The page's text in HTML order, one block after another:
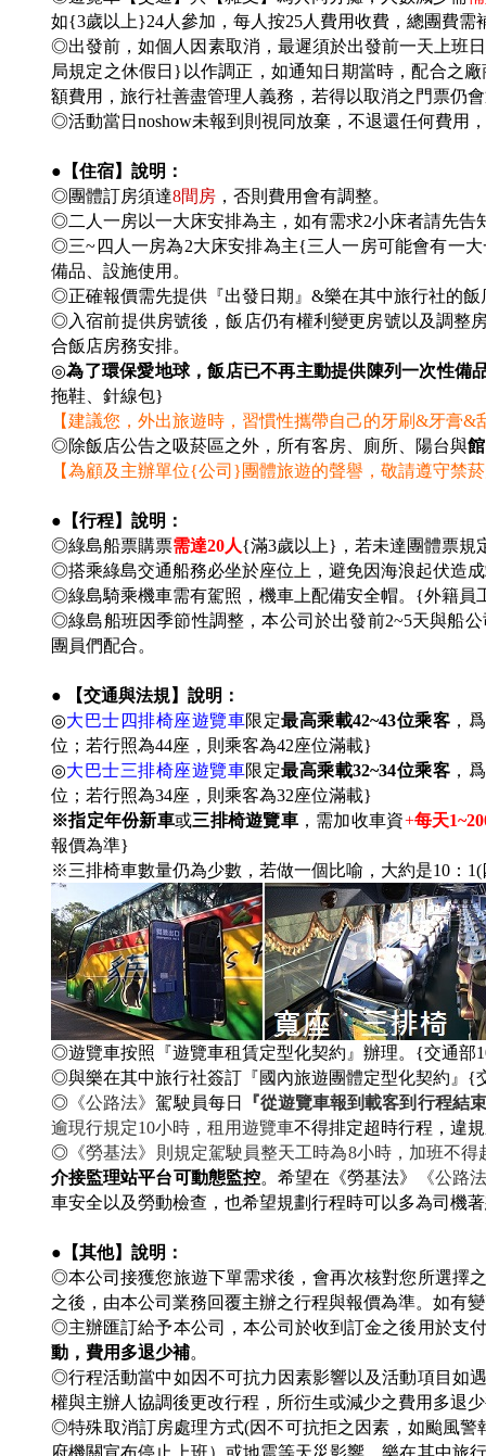
如{3歲以上}24人參加，每人按25人費用收費，總團費
◎出發前，如個人因素取消，最遲須於出發前一天上班
局規定之休假日}以作調正，如通知日期當時，配合之
額費用，旅行社善盡管理人義務，若得以取消之門票仍
◎活動當日noshow未報到則視同放棄，不退還任何費用
●【住宿】說明：
◎團體訂房須達8間房 ，否則費用會有調整。
◎二人一房以一大床安排為主，如有需求2小床者請先告
◎三~四人一房為2大床安排為主{三人一房可能會有一
備品、設施使用。
◎正確報價需先提供『出發日期』&樂在其中旅行社的
◎入宿前提供房號後，飯店仍有權利變更房號以及調整
合飯店房務安排。
◎為了環保愛地球，飯店已不再主動提供陳列一次性備
拖鞋、針線包}
【建議您，外出旅遊時，習慣性攜帶自己的牙刷&牙膏&
◎除飯店公告之吸菸區之外，所有客房、廁所、陽台與
【為顧及主辦單位{公司}團體旅遊的聲譽，敬請遵守禁
●【行程】說明：
◎綠島船票購票需達20人{滿3歲以上}，若未達團體票規
◎搭乘綠島交通船務必坐於座位上，避免因海浪起伏造
◎綠島騎乘機車需有駕照，機車上配備安全帽。{外籍員
◎綠島船班因季節性調整，本公司於出發前2~5天與船
團員們配合。
● 【交通與法規】說明：
◎大巴士四排椅座遊覽車限定最高乘載42~43位乘客 ，
位；若行照為44座，則乘客為42座位滿載}
◎大巴士三排椅座遊覽車限定最高乘載32~34位乘客 ，
位；若行照為34座，則乘客為32座位滿載}
※指定年份新車或三排椅遊覽車，需加收車資+每天
報價為準}
※三排椅車數量仍為少數，若做一個比喻，大約是10：
◎遊覽車按照『遊覽車租賃定型化契約』辦理。{交通部
◎與樂在其中旅行社簽訂『國內旅遊團體定型化契約』{
◎ 《公路法》駕駛員每日
『從遊覽車報到載客到行程結束
逾現行規定10小時，租用遊覽車不得排定超時行程，違
◎ 《勞基法》則規定駕駛員整天工時為8小時，加班不
介接監理站平台可動態監控。希望在《勞基法》
《公路
車安全以及勞動檢查，也希望規劃行程時可以多為司機
●【其他】說明：
◎本公司接獲您旅遊下單需求後，會再次核對您所選擇
之後，由本公司業務回覆主辦之行程與報價為準。如有
◎主辦匯訂給予本公司，本公司於收到訂金之後用於支
動，費用多退少補。
◎行程活動當中如因不可抗力因素影響以及活動項目如
權與主辦人協調後更改行程，所衍生或減少之費用多退
◎特殊取消訂房處理方式(因不可抗拒之因素，如颱風
府機關宣布停止上班）或地震等天災影響，樂在其中旅